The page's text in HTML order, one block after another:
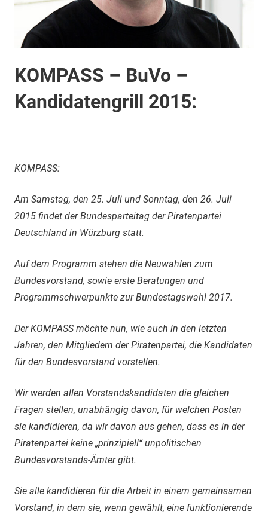
KOMPASS – BuVo –
Kandidatengrill 2015:
KOMPASS:
Am Samstag, den 25. Juli und Sonntag, den 26. Juli
2015 findet der Bundesparteitag der Piratenpartei
Deutschland in Würzburg statt.
Auf dem Programm stehen die Neuwahlen zum
Bundesvorstand, sowie erste Beratungen und
Programmschwerpunkte zur Bundestagswahl 2017.
Der KOMPASS möchte nun, wie auch in den letzten
Jahren, den Mitgliedern der Piratenpartei, die Kandidaten
für den Bundesvorstand vorstellen.
Wir werden allen Vorstandskandidaten die gleichen
Fragen stellen, unabhängig davon, für welchen Posten
sie kandidieren, da wir davon aus gehen, dass es in der
Piratenpartei keine „prinzipiell“ unpolitischen
Bundesvorstands-Ämter gibt.
Sie alle kandidieren für die Arbeit in einem gemeinsamen
Vorstand, in dem sie, wenn gewählt, eine funktionierende